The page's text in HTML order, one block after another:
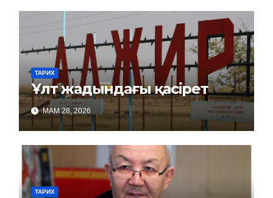
ТАРИХ
Ұлт жадындағы қасірет
МАМ 28, 2026
ТАРИХ